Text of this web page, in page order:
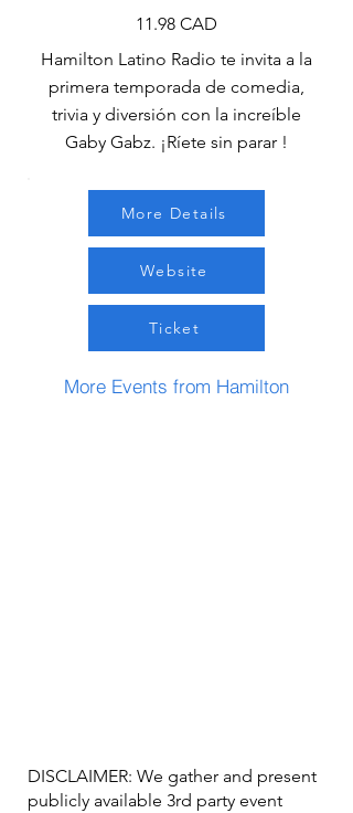
11.98 CAD
Hamilton Latino Radio te invita a la
primera temporada de comedia,
trivia y diversión con la increíble
Gaby Gabz. ¡Ríete sin parar !
More Details
Website
Ticket
More Events from Hamilton
DISCLAIMER: We gather and present
publicly available 3rd party event